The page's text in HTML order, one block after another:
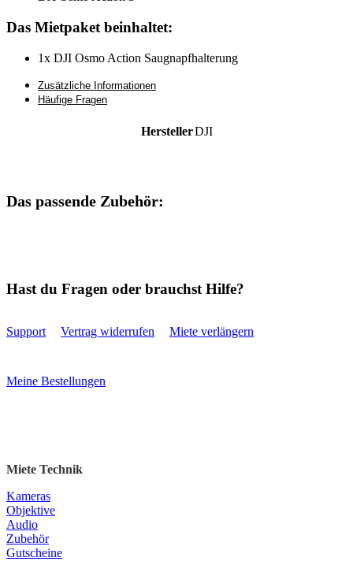
Das Mietpaket beinhaltet:
1x DJI Osmo Action Saugnapfhalterung
Zusätzliche Informationen
Häufige Fragen
HerstellerDJI
Das passende Zubehör:
Hast du Fragen oder brauchst Hilfe?
Support Vertrag widerrufen Miete verlängern
Meine Bestellungen
Miete Technik
Kameras
Objektive
Audio
Zubehör
Gutscheine